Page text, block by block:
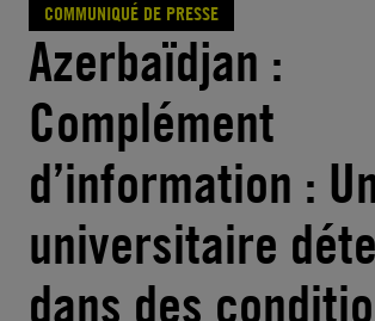
COMMUNIQUÉ DE PRESSE
Azerbaïdjan :
Complément
d’information :
universitaire
dans des